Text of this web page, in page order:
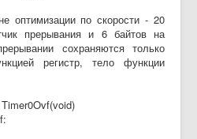
оптимизации по скорости - 20
прерывания и 6 байтов на
сохраняются только
регистр, тело функции